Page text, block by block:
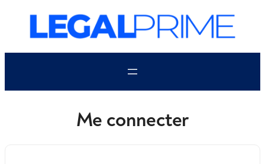
contenu
Me connecter